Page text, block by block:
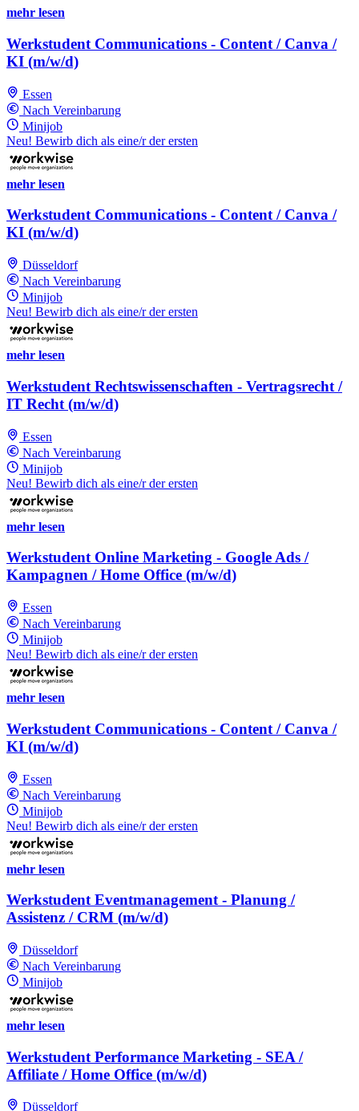
mehr lesen
Werkstudent Communications - Content / Canva /
KI (m/w/d)
Essen
Nach Vereinbarung
Minijob
Neu! Bewirb dich als eine/r der ersten
mehr lesen
Werkstudent Communications - Content / Canva /
KI (m/w/d)
Düsseldorf
Nach Vereinbarung
Minijob
Neu! Bewirb dich als eine/r der ersten
mehr lesen
Werkstudent Rechtswissenschaften - Vertragsrecht /
IT Recht (m/w/d)
Essen
Nach Vereinbarung
Minijob
Neu! Bewirb dich als eine/r der ersten
mehr lesen
Werkstudent Online Marketing - Google Ads /
Kampagnen / Home Office (m/w/d)
Essen
Nach Vereinbarung
Minijob
Neu! Bewirb dich als eine/r der ersten
mehr lesen
Werkstudent Communications - Content / Canva /
KI (m/w/d)
Essen
Nach Vereinbarung
Minijob
Neu! Bewirb dich als eine/r der ersten
mehr lesen
Werkstudent Eventmanagement - Planung /
Assistenz / CRM (m/w/d)
Düsseldorf
Nach Vereinbarung
Minijob
mehr lesen
Werkstudent Performance Marketing - SEA /
Affiliate / Home Office (m/w/d)
Düsseldorf